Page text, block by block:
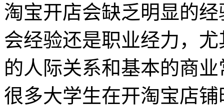
淘宝开店会缺乏明显的
会经验还是职业经力，
的人际关系和基本的商
很多大学生在开淘宝店